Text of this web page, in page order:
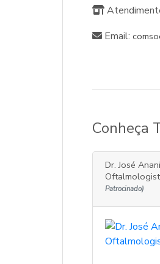
Email:
Conheça
Dr. José
Patrocinado)